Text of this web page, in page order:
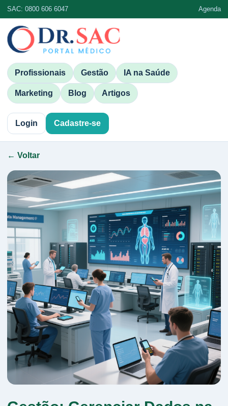
SAC: 0800 606 6047 Agenda
Profissionais Gestão IA na Saúde
Marketing Blog Artigos
Login Cadastre-se
← Voltar